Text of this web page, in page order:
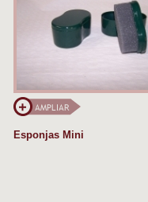
Esponjas Mini